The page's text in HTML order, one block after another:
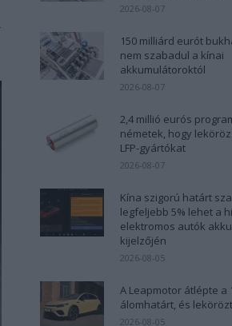
2026-08-07
150 milliárd eurót
nem szabadul a kínai
akkumulátoroktól
2026-08-07
2,4 millió eurós
németek, hogy
LFP-gyártókat
2026-08-07
Kína szigorú határt
legfeljebb 5% lehet a
elektromos autók
kijelzőjén
2026-08-05
A Leapmotor átlépte a
álomhatárt, és
2026-08-05